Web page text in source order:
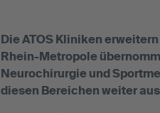
Die ATOS Kliniken
Rhein-Metropole
Neurochirurgie und
diesen Bereichen weiter